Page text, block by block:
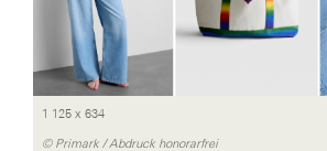
1 125 x 634
© Primark / Abdruck honorarfrei